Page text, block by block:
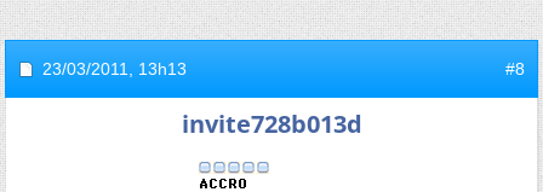
23/03/2011, 13h13 #8
invite728b013d